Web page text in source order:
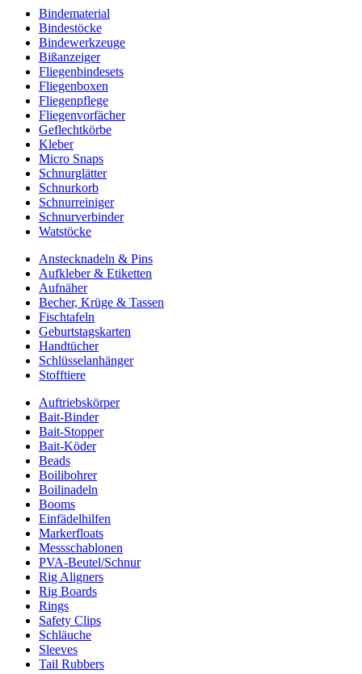
Bindematerial
Bindestöcke
Bindewerkzeuge
Bißanzeiger
Fliegenbindesets
Fliegenboxen
Fliegenpflege
Fliegenvorfächer
Geflechtkörbe
Kleber
Micro Snaps
Schnurglätter
Schnurkorb
Schnurreiniger
Schnurverbinder
Watstöcke
Anstecknadeln & Pins
Aufkleber & Etiketten
Aufnäher
Becher, Krüge & Tassen
Fischtafeln
Geburtstagskarten
Handtücher
Schlüsselanhänger
Stofftiere
Auftriebskörper
Bait-Binder
Bait-Stopper
Bait-Köder
Beads
Boilibohrer
Boilinadeln
Booms
Einfädelhilfen
Markerfloats
Messschablonen
PVA-Beutel/Schnur
Rig Aligners
Rig Boards
Rings
Safety Clips
Schläuche
Sleeves
Tail Rubbers